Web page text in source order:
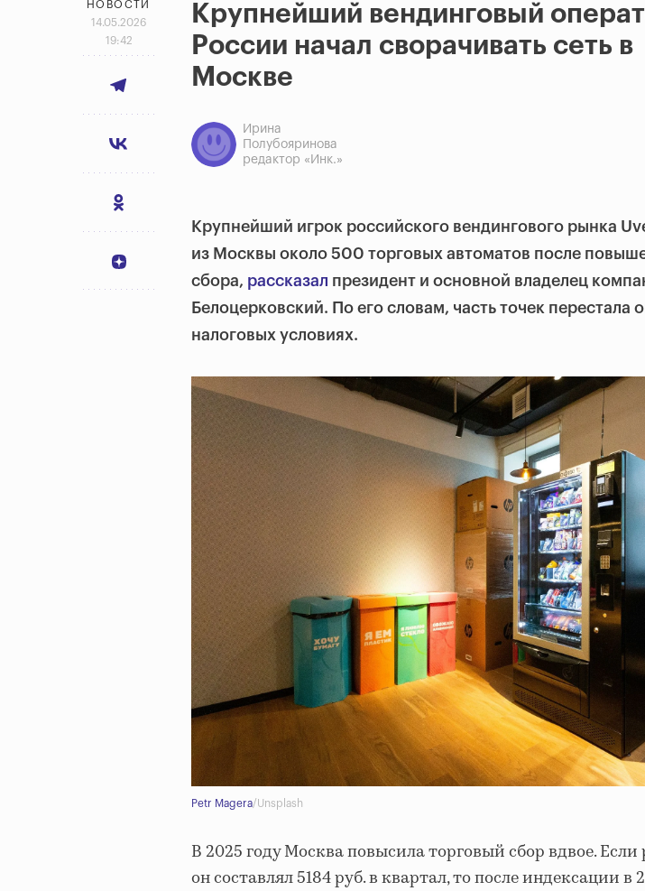
НОВОСТИ
14.05.2026
19:42
Крупнейший вендинговый
России начал сворачивать сеть в
Москве
Ирина
Полубояринова
редактор «Инк.»
Крупнейший игрок российского вендингового рынка
из Москвы около 500 торговых автоматов после
сбора, рассказал президент и основной владелец
Белоцерковский. По его словам, часть точек перестала
налоговых условиях.
Petr Magera/Unsplash
В 2025 году Москва повысила торговый сбор вдвое.
он составлял 5184 руб. в квартал, то после индексации в